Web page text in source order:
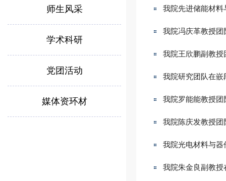
师生风采
学术科研
党团活动
媒体资环材
我院先进储能材
我院冯庆革教授团
我院王欣鹏副教授
我院研究团队在
我院罗能能教授团
我院陈庆发教授
我院光电材料与器
我院朱金良副教